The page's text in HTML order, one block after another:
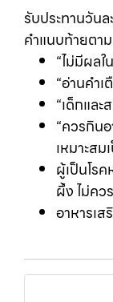
รับประทานวันล
คำแนบท้ายตา
“ไม่มีผล
“อ่านคำ
“เด็กแล
“ควรกิน
เหมาะสม
ผู้เป็นโร
ผึ้ง ไม่คว
อาหารเส